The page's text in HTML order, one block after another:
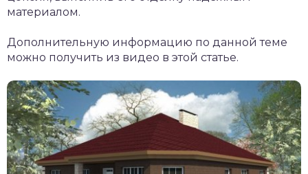
материалом.
Дополнительную информацию по данной теме
можно получить из видео в этой статье.